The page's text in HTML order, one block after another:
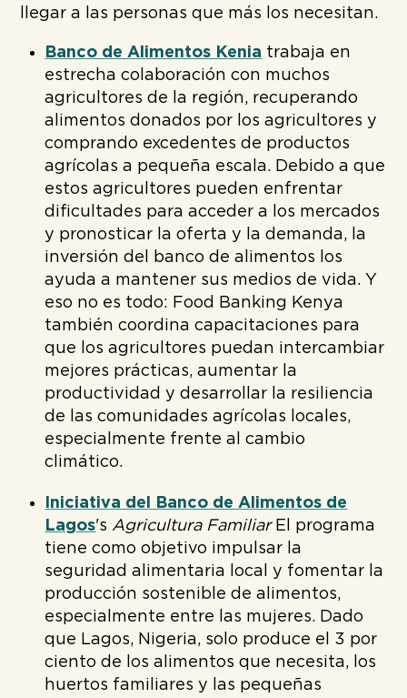
llegar a las personas que más los necesitan.
Banco de Alimentos Kenia trabaja en
estrecha colaboración con muchos
agricultores de la región, recuperando
alimentos donados por los agricultores y
comprando excedentes de productos
agrícolas a pequeña escala. Debido a que
estos agricultores pueden enfrentar
dificultades para acceder a los mercados
y pronosticar la oferta y la demanda, la
inversión del banco de alimentos los
ayuda a mantener sus medios de vida. Y
eso no es todo: Food Banking Kenya
también coordina capacitaciones para
que los agricultores puedan intercambiar
mejores prácticas, aumentar la
productividad y desarrollar la resiliencia
de las comunidades agrícolas locales,
especialmente frente al cambio
climático.
Iniciativa del Banco de Alimentos de
Lagos's Agricultura FamiliarEl programa
tiene como objetivo impulsar la
seguridad alimentaria local y fomentar la
producción sostenible de alimentos,
especialmente entre las mujeres. Dado
que Lagos, Nigeria, solo produce el 3 por
ciento de los alimentos que necesita, los
huertos familiares y las pequeñas